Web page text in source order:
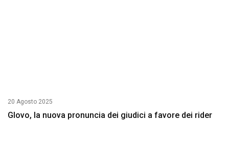
20 Agosto 2025
Glovo, la nuova pronuncia dei giudici a favore dei rider